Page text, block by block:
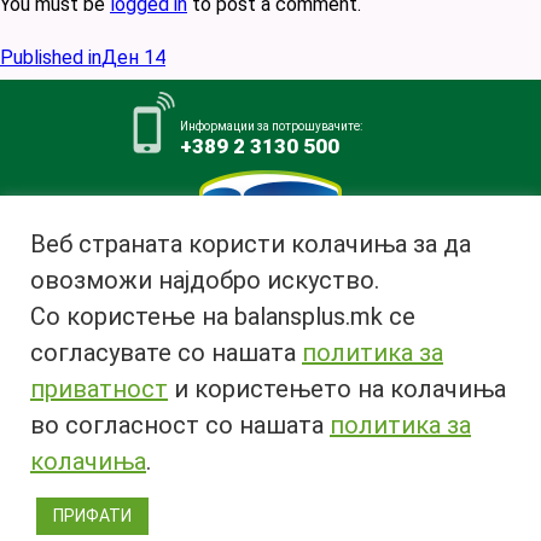
Post
navigation
Published inДен 14
Информации за потрошувачите:
+389 2 3130 500
Млекара АД Битола
ул. Ѓурчин Наумов Пљакот бр.1,
7000 Битола, Република
Македонија
Тел:+389 47 226 380
Факс: +389 47 237 073
© 2018 Copyright | All rights reserved 2018 ® |
Веб страната користи колачиња за да
овозможи најдобро искуство.
Со користење на balansplus.mk се
согласувате со нашата политика за
приватност и користењето на колачиња
во согласност со нашата политика за
колачиња.
ПРИФАТИ